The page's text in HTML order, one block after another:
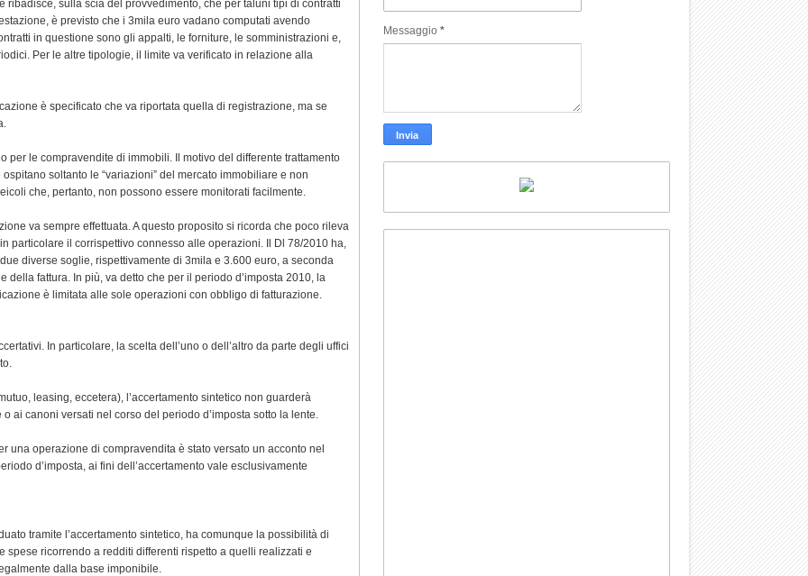
sulla scia del provvedimento, che per taluni tipi di contratti
è previsto che i 3mila euro vadano computati avendo
in questione sono gli appalti, le forniture, le somministrazioni e,
Per le altre tipologie, il limite va verificato in relazione alla
è specificato che va riportata quella di registrazione, ma se
per le compravendite di immobili. Il motivo del differente trattamento
soltanto le “variazioni” del mercato immobiliare e non
che, pertanto, non possono essere monitorati facilmente.
va sempre effettuata. A questo proposito si ricorda che poco rileva
particolare il corrispettivo connesso alle operazioni. Il Dl 78/2010 ha,
diverse soglie, rispettivamente di 3mila e 3.600 euro, a seconda
della fattura. In più, va detto che per il periodo d’imposta 2010, la
è limitata alle sole operazioni con obbligo di fatturazione.
In particolare, la scelta dell’uno o dell’altro da parte degli uffici
leasing, eccetera), l’accertamento sintetico non guarderà
ai canoni versati nel corso del periodo d’imposta sotto la lente.
una operazione di compravendita è stato versato un acconto nel
d’imposta, ai fini dell’accertamento vale esclusivamente
tramite l’accertamento sintetico, ha comunque la possibilità di
spese ricorrendo a redditi differenti rispetto a quelli realizzati e
dalla base imponibile.
Messaggio *